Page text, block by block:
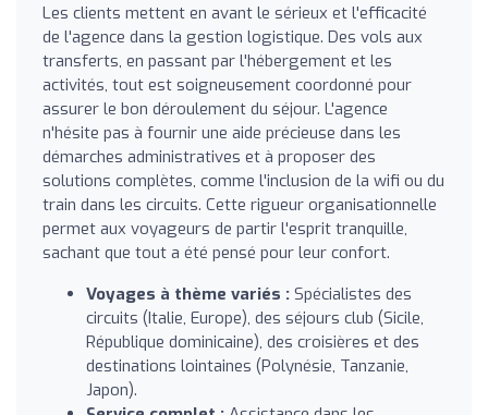
Les clients mettent en avant le sérieux et l'efficacité
de l'agence dans la gestion logistique. Des vols aux
transferts, en passant par l'hébergement et les
activités, tout est soigneusement coordonné pour
assurer le bon déroulement du séjour. L'agence
n'hésite pas à fournir une aide précieuse dans les
démarches administratives et à proposer des
solutions complètes, comme l'inclusion de la wifi ou du
train dans les circuits. Cette rigueur organisationnelle
permet aux voyageurs de partir l'esprit tranquille,
sachant que tout a été pensé pour leur confort.
Voyages à thème variés : Spécialistes des
circuits (Italie, Europe), des séjours club (Sicile,
République dominicaine), des croisières et des
destinations lointaines (Polynésie, Tanzanie,
Japon).